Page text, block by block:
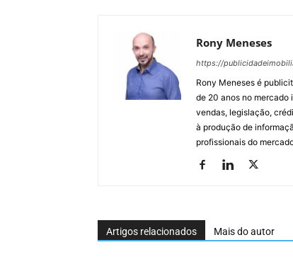
Rony Meneses
https://
Rony Meneses é
de 20 anos no
vendas, legislação,
à produção de
profissionais do
Artigos relacionados Mais do autor